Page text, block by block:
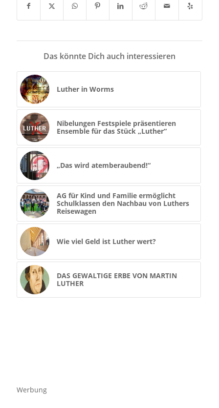
Das könnte Dich auch interessieren
Luther in Worms
Nibelungen Festspiele präsentieren
Ensemble für das Stück „Luther“
„Das wird atemberaubend!“
AG für Kind und Familie ermöglicht
Schulklassen den Nachbau von Luthers
Reisewagen
Wie viel Geld ist Luther wert?
DAS GEWALTIGE ERBE VON MARTIN
LUTHER
Werbung